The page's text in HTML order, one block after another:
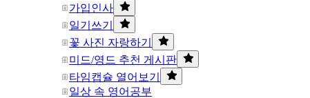
가입인사
일기쓰기
꽃 사진 자랑하기
미드/영드 추천 게시판
타임캡슐 열어보기
일상 속 영어공부